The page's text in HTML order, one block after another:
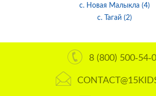
с. Новая Малыкла (4)
с. Тагай (2)
8 (800) 500-54-